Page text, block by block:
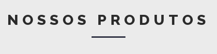
NOSSOS PRODUTOS